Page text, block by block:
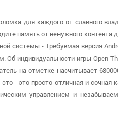
для каждого от славного
память от ненужного контента
системы - Требуемая версия
индивидуальности игры Open
на отметке насчитывает
- это просто отличная и сочная
управлением и